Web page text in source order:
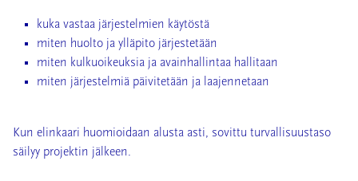
kuka vastaa järjestelmien käytöstä
miten huolto ja ylläpito järjestetään
miten kulkuoikeuksia ja avainhallintaa hallitaan
miten järjestelmiä päivitetään ja laajennetaan
Kun elinkaari huomioidaan alusta asti, sovittu turvallisuustaso
säilyy projektin jälkeen.